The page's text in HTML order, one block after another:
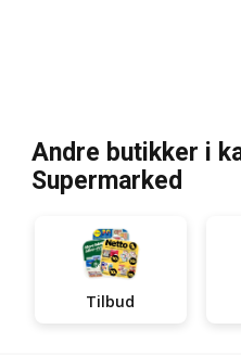
Andre butikker i
Supermarked
Tilbud